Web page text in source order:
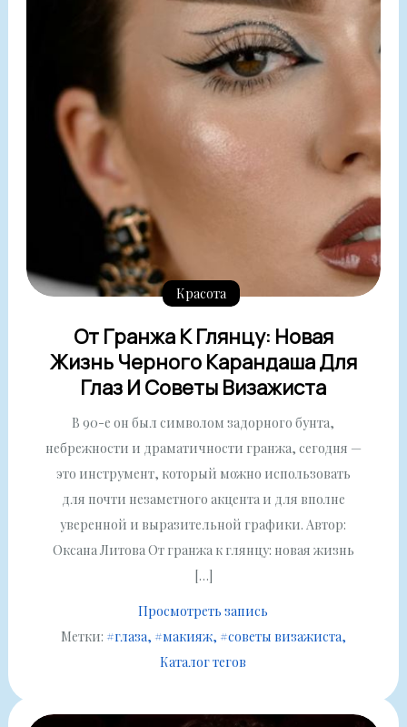
Красота
От Гранжа К Глянцу: Новая
Жизнь Черного Карандаша Для
Глаз И Советы Визажиста
В 90-е он был символом задорного бунта,
небрежности и драматичности гранжа, сегодня —
это инструмент, который можно использовать
для почти незаметного акцента и для вполне
уверенной и выразительной графики. Автор:
Оксана Литова От гранжа к глянцу: новая жизнь
[…]
Просмотреть запись
Метки: #глаза #макияж #советы визажиста
Каталог тегов